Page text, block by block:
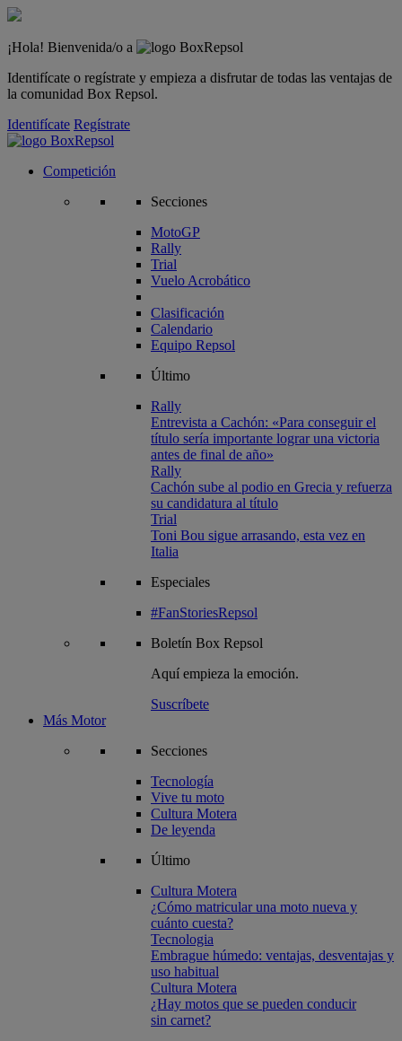
¡Hola! Bienvenida/o a
Identifícate o regístrate y empieza a disfrutar de todas las ventajas de
la comunidad Box Repsol.
Identifícate Regístrate
Competición
Secciones
MotoGP
Rally
Trial
Vuelo Acrobático
Clasificación
Calendario
Equipo Repsol
Último
Rally
Entrevista a Cachón: «Para conseguir el
título sería importante lograr una victoria
antes de final de año»
Rally
Cachón sube al podio en Grecia y refuerza
su candidatura al título
Trial
Toni Bou sigue arrasando, esta vez en
Italia
Especiales
#FanStoriesRepsol
Boletín Box Repsol
Aquí empieza la emoción.
Suscríbete
Más Motor
Secciones
Tecnología
Vive tu moto
Cultura Motera
De leyenda
Último
Cultura Motera
¿Cómo matricular una moto nueva y
cuánto cuesta?
Tecnologia
Embrague húmedo: ventajas, desventajas y
uso habitual
Cultura Motera
¿Hay motos que se pueden conducir
sin carnet?